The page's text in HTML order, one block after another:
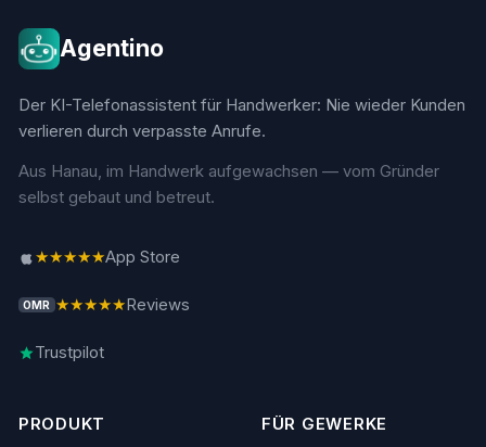
Agentino
Der KI-Telefonassistent für Handwerker: Nie wieder Kunden
verlieren durch verpasste Anrufe.
Aus Hanau, im Handwerk aufgewachsen — vom Gründer
selbst gebaut und betreut.
★★★★★App Store
OMR ★★★★★Reviews
Trustpilot
PRODUKT FÜR GEWERKE